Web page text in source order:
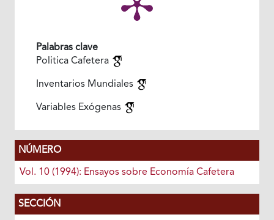
Palabras clave
Politica Cafetera
Inventarios Mundiales
Variables Exógenas
NÚMERO
Vol. 10 (1994): Ensayos sobre Economía Cafetera
SECCIÓN